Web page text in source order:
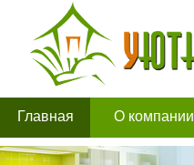
Главная О компании